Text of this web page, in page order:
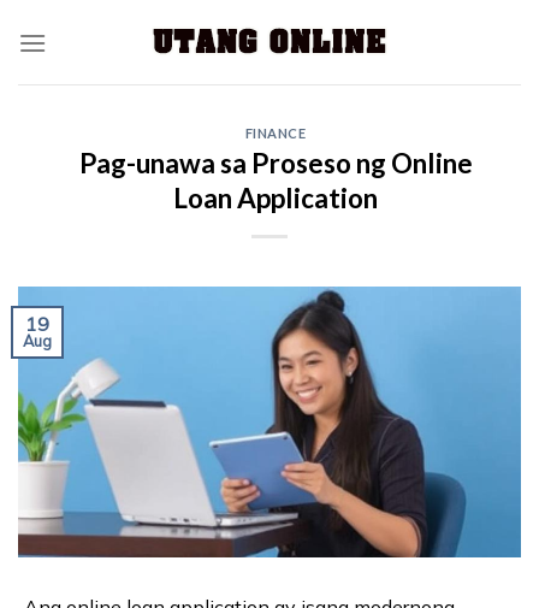
FINANCE
Pag-unawa sa Proseso ng Online
Loan Application
19
Aug